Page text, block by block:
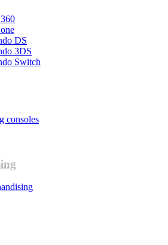
DS
3DS
Switch
consoles